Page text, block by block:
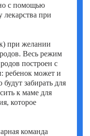
с помощью
лекарства при
при желании
Весь режим
построен с
ребенок может и
забирать для
к маме для
которое
команда